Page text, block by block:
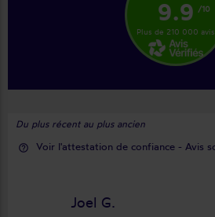
9.9 /10
Plus de 210 000 avis
Du plus récent au plus ancien
help_outline Voir l'attestation de confiance - Avis
Joel G.